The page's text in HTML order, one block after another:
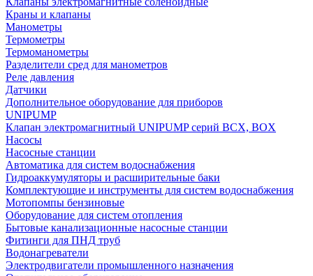
Краны и клапаны
Манометры
Термометры
Термоманометры
Разделители сред для манометров
Реле давления
Датчики
Дополнительное оборудование для приборов
UNIPUMP
Клапан электромагнитный UNIPUMP серий BCX, BOX
Насосы
Насосные станции
Автоматика для систем водоснабжения
Гидроаккумуляторы и расширительные баки
Комплектующие и инструменты для систем водоснабжения
Мотопомпы бензиновые
Оборудование для систем отопления
Бытовые канализационные насосные станции
Фитинги для ПНД труб
Водонагреватели
Электродвигатели промышленного назначения